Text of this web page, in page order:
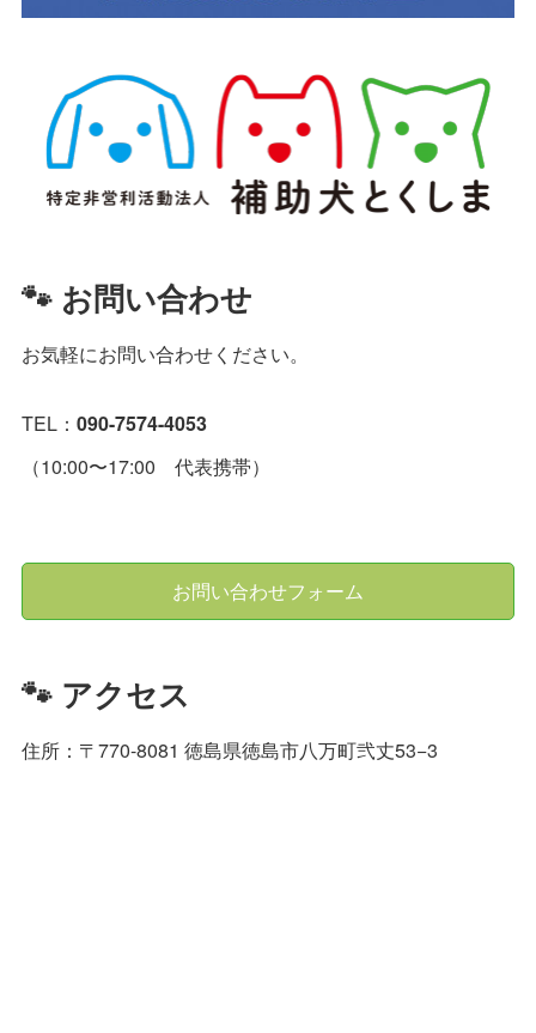
🐾 お問い合わせ
お気軽にお問い合わせください。
TEL：090-7574-4053
（10:00〜17:00 代表携帯）
お問い合わせフォーム
🐾 アクセス
住所：〒770-8081 徳島県徳島市八万町弐丈53−3